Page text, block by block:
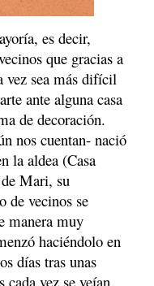
es decir,
que gracias a
vez sea más difícil
ante alguna casa
de decoración.
nos cuentan- nació
la aldea (Casa
Mari, su
de vecinos se
manera muy
haciéndolo en
días tras unas
vez se veían